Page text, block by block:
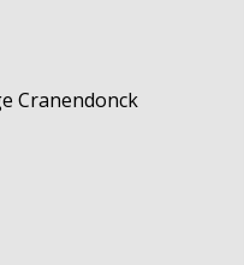
Cranendonck